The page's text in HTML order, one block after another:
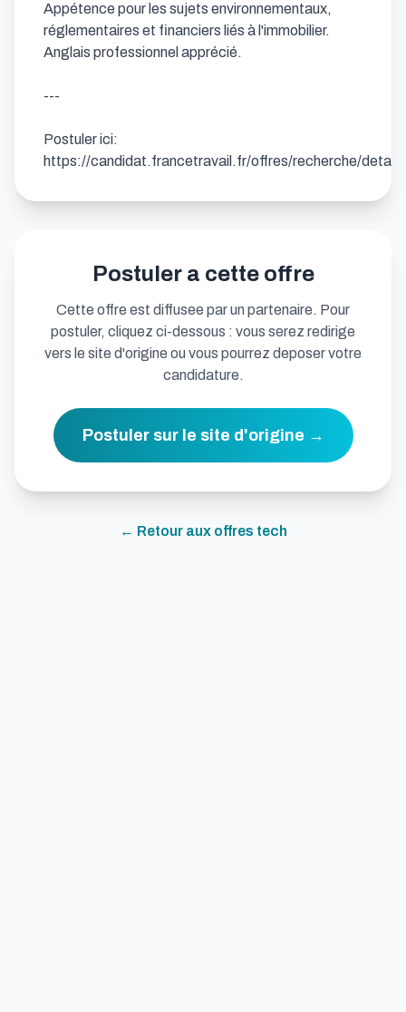
Appétence pour les sujets environnementaux,
réglementaires et financiers liés à l'immobilier.
Anglais professionnel apprécié.
---
Postuler ici:
https://candidat.francetravail.fr/offres/recherche/detail/
Postuler a cette offre
Cette offre est diffusee par un partenaire. Pour
postuler, cliquez ci-dessous : vous serez redirige
vers le site d'origine ou vous pourrez deposer votre
candidature.
Postuler sur le site d'origine →
← Retour aux offres tech